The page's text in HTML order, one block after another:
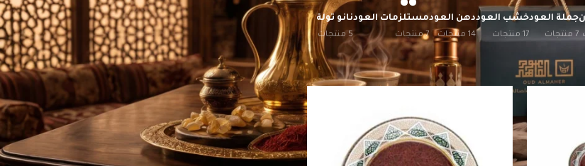
جملة العود
7 منتجات
خشب العود
17 منتجات
دهن العود
14 منتجات
مستلزمات العود
7 منتجات
نانو تولة
5 منتجات
إظهار 12
20
30